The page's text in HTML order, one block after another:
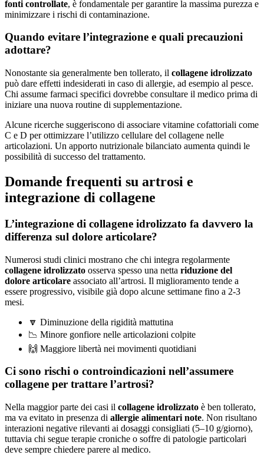
fonti controllate, è fondamentale per garantire la massima purezza e
minimizzare i rischi di contaminazione.
Quando evitare l’integrazione e quali precauzioni
adottare?
Nonostante sia generalmente ben tollerato, il collagene idrolizzato
può dare effetti indesiderati in caso di allergie, ad esempio al pesce.
Chi assume farmaci specifici dovrebbe consultare il medico prima di
iniziare una nuova routine di supplementazione.
Alcune ricerche suggeriscono di associare vitamine cofattoriali come
C e D per ottimizzare l’utilizzo cellulare del collagene nelle
articolazioni. Un apporto nutrizionale bilanciato aumenta quindi le
possibilità di successo del trattamento.
Domande frequenti su artrosi e
integrazione di collagene
L’integrazione di collagene idrolizzato fa davvero la
differenza sul dolore articolare?
Numerosi studi clinici mostrano che chi integra regolarmente
collagene idrolizzato osserva spesso una netta riduzione del
dolore articolare associato all’artrosi. Il miglioramento tende a
essere progressivo, visibile già dopo alcune settimane fino a 2-3
mesi.
🔽 Diminuzione della rigidità mattutina
📉 Minore gonfiore nelle articolazioni colpite
🙌 Maggiore libertà nei movimenti quotidiani
Ci sono rischi o controindicazioni nell’assumere
collagene per trattare l’artrosi?
Nella maggior parte dei casi il collagene idrolizzato è ben tollerato,
ma va evitato in presenza di allergie alimentari note. Non risultano
interazioni negative rilevanti ai dosaggi consigliati (5–10 g/giorno),
tuttavia chi segue terapie croniche o soffre di patologie particolari
deve sempre chiedere parere al medico.